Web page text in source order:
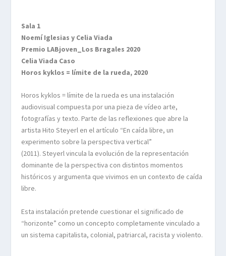
Sala 1
Noemí Iglesias y Celia Viada
Premio LABjoven_Los Bragales 2020
Celia Viada Caso
Horos kyklos = límite de la rueda, 2020
Horos kyklos = límite de la rueda es una instalación
audiovisual compuesta por una pieza de vídeo arte,
fotografías y texto. Parte de las reflexiones que abre la
artista Hito Steyerl en el artículo “En caída libre, un
experimento sobre la perspectiva vertical”
(2011). Steyerl vincula la evolución de la representación
dominante de la perspectiva con distintos momentos
históricos y argumenta que vivimos en un contexto de caída
libre.
Esta instalación pretende cuestionar el significado de
“horizonte” como un concepto completamente vinculado a
un sistema capitalista, colonial, patriarcal, racista y violento.